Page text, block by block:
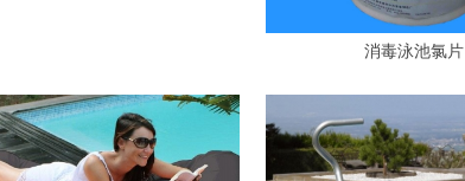
消毒泳池氯片